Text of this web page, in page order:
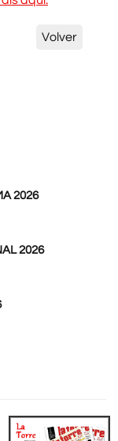
Volver
2026
2026